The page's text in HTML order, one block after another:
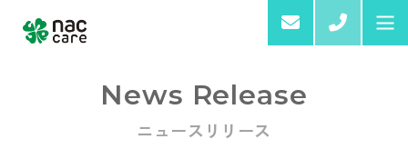
03-
News Release
ニュースリリース